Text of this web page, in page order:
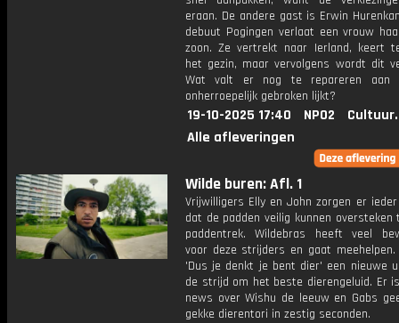
eraan. De andere gast is Erwin
debuut Pogingen verlaat een vrouw
zoon. Ze vertrekt naar Ierland, keert
het gezin, maar vervolgens wordt dit
Wat valt er nog te repareren aan
onherroepelijk gebroken lijkt?
19-10-2025 17:40 NPO2
Alle afleveringen
Wilde buren: Afl. 1
Vrijwilligers Elly en John zorgen er
dat de padden veilig kunnen oversteken
paddentrek. Wildebras heeft veel
voor deze strijders en gaat meehelpen.
'Dus je denkt je bent dier' een nieuwe
de strijd om het beste dierengeluid. Er
news over Wishu de leeuw en Gabs
gekke dierentori in zestig seconden.